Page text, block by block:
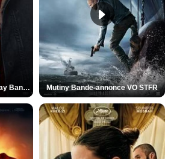
Spider-Man: Brand New Day Bande-annonce VO STFR Mutiny Bande-annonce VO STFR